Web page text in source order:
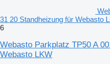
31 20 Standheizung für Webasto
6
Webasto Parkplatz TP50 A
Webasto LKW